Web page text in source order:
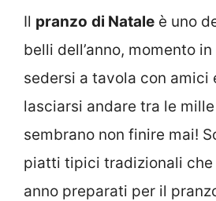
Il pranzo di Natale è uno
belli dell’anno, momento
sedersi a tavola con amici
lasciarsi andare tra le
sembrano non finire mai!
piatti tipici tradizionali che
anno preparati per il